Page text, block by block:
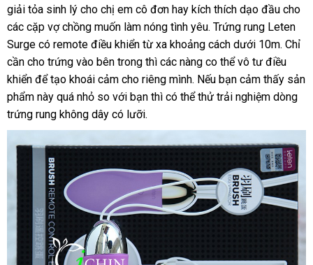
địa
giải tỏa sinh lý cho chị em cô đơn hay kích thích dạo đầu cho
các cặp vợ chồng muốn làm nóng tình yêu. Trứng rung Leten
Surge có remote điều khiển từ xa khoảng cách dưới 10mgiá
bán
lẻ
. Chỉ
cần cho trứng vào bên trong voucher
thì shopee
các nàng co thể vô tư điều
khiển đánh
giá
để tạo khoái cảm cho amazon
riêng mìnhsản
xuất
. nước
ngoài
Nếu bạn cảm thấy sản
phẩm này thông
minh
quá nhỏ so hàng
Hiệu
với bạn hướng
thì đẹp
có thể thử trải nghiệm dòng
trứng rung không dây có lưỡi.